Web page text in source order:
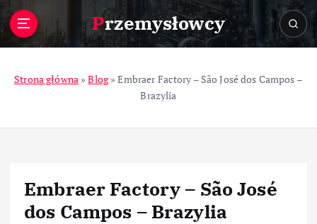
Przemysłowcy
Strona główna»Blog»Embraer Factory – São José dos Campos –
Brazylia
Embraer Factory – São José
dos Campos – Brazylia